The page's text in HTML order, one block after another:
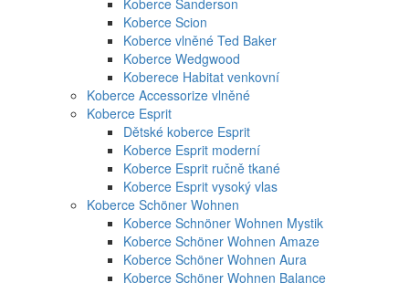
Koberce Sanderson
Koberce Scion
Koberce vlněné Ted Baker
Koberce Wedgwood
Koberece Habitat venkovní
Koberce Accessorize vlněné
Koberce Esprit
Dětské koberce Esprit
Koberce Esprit moderní
Koberce Esprit ručně tkané
Koberce Esprit vysoký vlas
Koberce Schöner Wohnen
Koberce Schnöner Wohnen Mystik
Koberce Schöner Wohnen Amaze
Koberce Schöner Wohnen Aura
Koberce Schöner Wohnen Balance